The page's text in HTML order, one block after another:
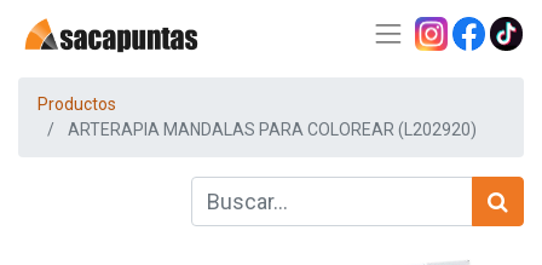
Productos
ARTERAPIA MANDALAS PARA COLOREAR (L202920)